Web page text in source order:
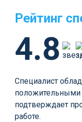
Рейтинг
4.8
Специалист
положительными
подтверждает
работе.